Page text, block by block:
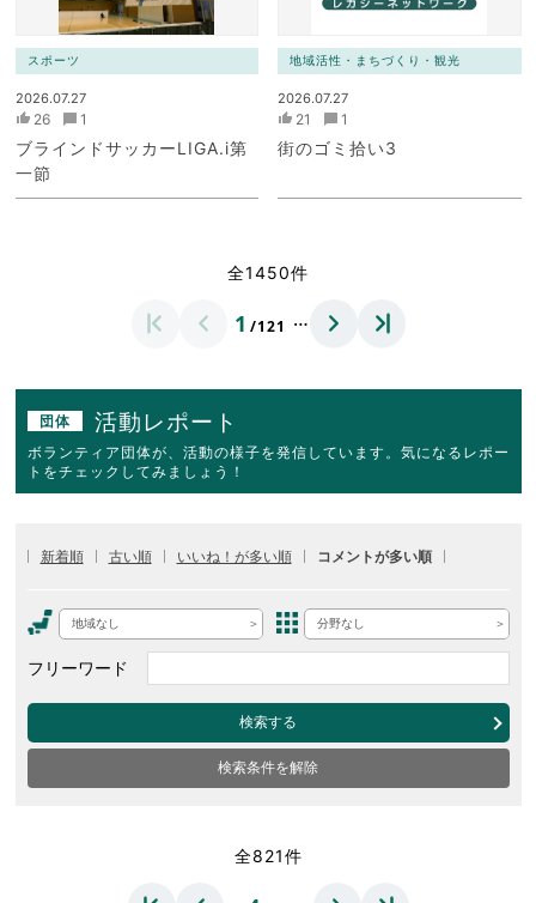
スポーツ
2026.07.27
26 1
ブラインドサッカーLIGA.i第
一節
地域活性・まちづくり・観光
2026.07.27
21 1
街のゴミ拾い3
全1450件
1 /121 …
団体 活動レポート
ボランティア団体が、活動の様子を発信しています。気になるレポー
トをチェックしてみましょう！
新着順 古い順 いいね！が多い順 コメントが多い順
地域なし 分野なし
フリーワード
検索する
検索条件を解除
全821件